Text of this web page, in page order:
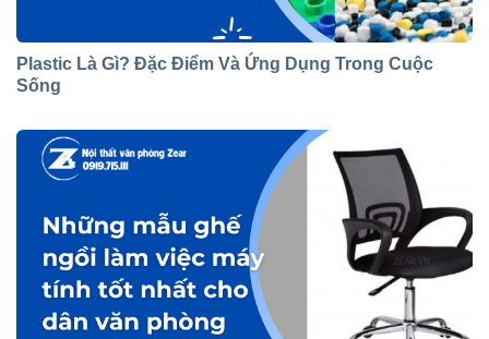
Plastic Là Gì? Đặc Điểm Và Ứng Dụng Trong Cuộc
Sống